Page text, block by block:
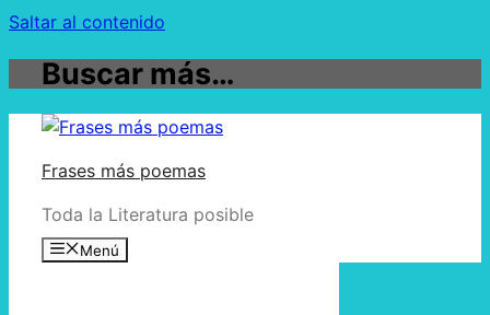
Saltar al contenido
Buscar más…
Frases más poemas
Toda la Literatura posible
Menú